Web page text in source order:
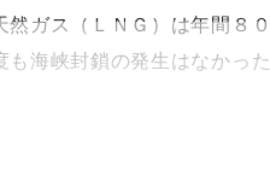
ガス（ＬＮＧ）は年間８０
海峡封鎖の発生はなかった